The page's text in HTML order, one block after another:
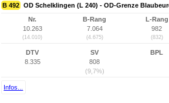
B 492 OD Schelklingen (L 240) - OD-Grenze
Nr.
10.263
(14.010)
B-Rang
7.064
(4.675)
L-Rang
982
(832)
DTV
8.335
SV
808
(9,7%)
BPL
Infos...